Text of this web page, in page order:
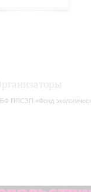
БФ ППСЗП «Фонд